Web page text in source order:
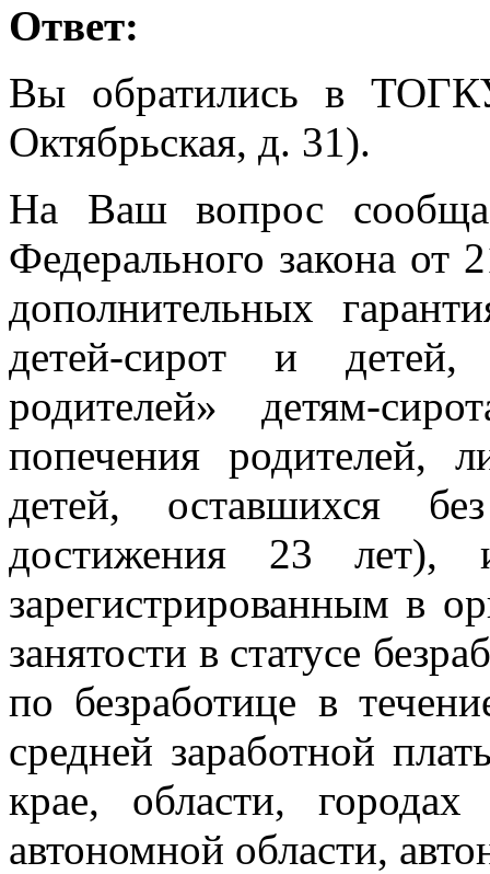
Ответ:
Вы обратились в
Октябрьская, д. 31).
На Ваш вопрос
Федерального закона
дополнительных
детей-сирот и детей,
родителей» детям-
попечения родителей,
детей, оставшихся
достижения 23
зарегистрированным в
занятости в статусе
по безработице в
средней заработной
крае, области,
автономной области,